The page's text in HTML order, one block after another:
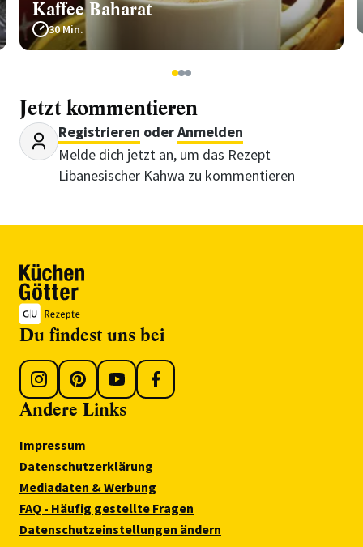
Kaffee Baharat
30 Min.
123
Jetzt kommentieren
Registrieren oderAnmelden
Melde dich jetzt an, um das Rezept
Libanesischer Kahwa zu kommentieren
Du findest uns bei
Andere Links
Impressum
Datenschutzerklärung
Mediadaten & Werbung
FAQ - Häufig gestellte Fragen
Datenschutzeinstellungen ändern